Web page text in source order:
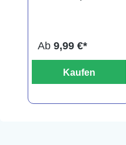
verschiedene
Größen
Ab 9,99 €*
Kaufen